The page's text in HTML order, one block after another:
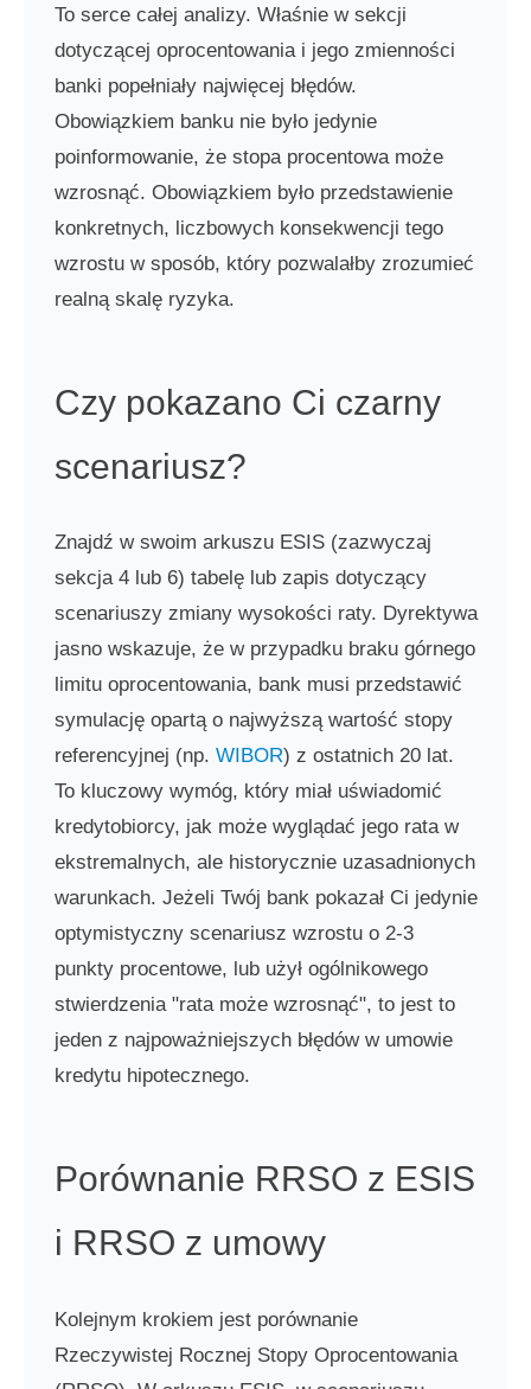
To serce całej analizy. Właśnie w sekcji
dotyczącej oprocentowania i jego zmienności
banki popełniały najwięcej błędów.
Obowiązkiem banku nie było jedynie
poinformowanie, że stopa procentowa może
wzrosnąć. Obowiązkiem było przedstawienie
konkretnych, liczbowych konsekwencji tego
wzrostu w sposób, który pozwalałby zrozumieć
realną skalę ryzyka.
Czy pokazano Ci czarny
scenariusz?
Znajdź w swoim arkuszu ESIS (zazwyczaj
sekcja 4 lub 6) tabelę lub zapis dotyczący
scenariuszy zmiany wysokości raty. Dyrektywa
jasno wskazuje, że w przypadku braku górnego
limitu oprocentowania, bank musi przedstawić
symulację opartą o najwyższą wartość stopy
referencyjnej (np. WIBOR) z ostatnich 20 lat.
To kluczowy wymóg, który miał uświadomić
kredytobiorcy, jak może wyglądać jego rata w
ekstremalnych, ale historycznie uzasadnionych
warunkach. Jeżeli Twój bank pokazał Ci jedynie
optymistyczny scenariusz wzrostu o 2-3
punkty procentowe, lub użył ogólnikowego
stwierdzenia "rata może wzrosnąć", to jest to
jeden z najpoważniejszych błędów w umowie
kredytu hipotecznego.
Porównanie RRSO z ESIS
i RRSO z umowy
Kolejnym krokiem jest porównanie
Rzeczywistej Rocznej Stopy Oprocentowania